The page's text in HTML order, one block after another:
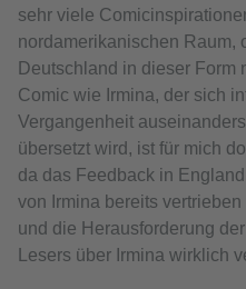
sehr viele
nordamerikanischen Raum,
Deutschland in dieser Form
Comic wie Irmina, der sich
Vergangenheit
übersetzt wird, ist für mich
da das Feedback in
von Irmina bereits
und die Herausforderung
Lesers über Irmina wirklich